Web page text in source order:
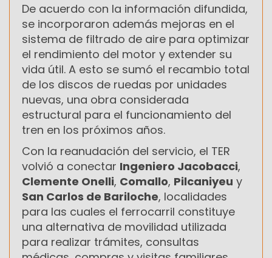
De acuerdo con la información difundida,
se incorporaron además mejoras en el
sistema de filtrado de aire para optimizar
el rendimiento del motor y extender su
vida útil. A esto se sumó el recambio total
de los discos de ruedas por unidades
nuevas, una obra considerada
estructural para el funcionamiento del
tren en los próximos años.
Con la reanudación del servicio, el TER
volvió a conectar Ingeniero Jacobacci,
Clemente Onelli, Comallo, Pilcaniyeu y
San Carlos de Bariloche, localidades
para las cuales el ferrocarril constituye
una alternativa de movilidad utilizada
para realizar trámites, consultas